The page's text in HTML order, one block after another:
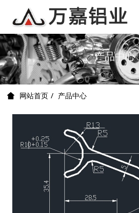
产品中心
网站首页 产品中心